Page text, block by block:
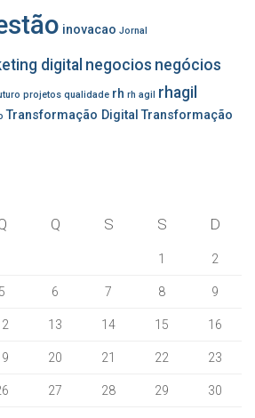
inovacao Jornal
digital negocios negócios
projetos qualidade rh rh agil rhagil
Transformação Digital Transformação
Q S S D
1 2
5 6 7 8 9
13 14 15 16
20 21 22 23
27 28 29 30